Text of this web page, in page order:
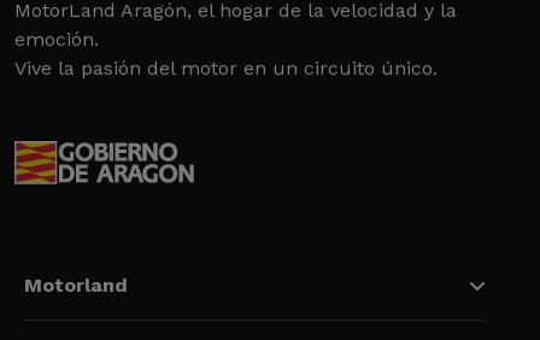
MotorLand Aragón, el hogar de la velocidad y la
emoción.
Vive la pasión del motor en un circuito único.
Motorland